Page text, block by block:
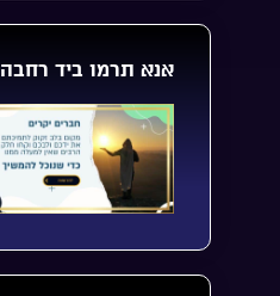
אנא תרמו ביד רחבה